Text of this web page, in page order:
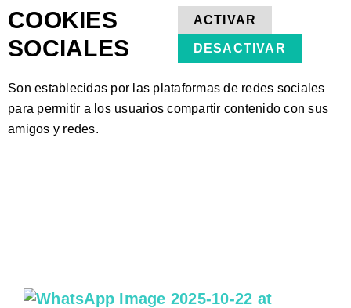
COOKIES
SOCIALES
ACTIVAR
DESACTIVAR
Son establecidas por las plataformas de redes sociales
para permitir a los usuarios compartir contenido con sus
amigos y redes.